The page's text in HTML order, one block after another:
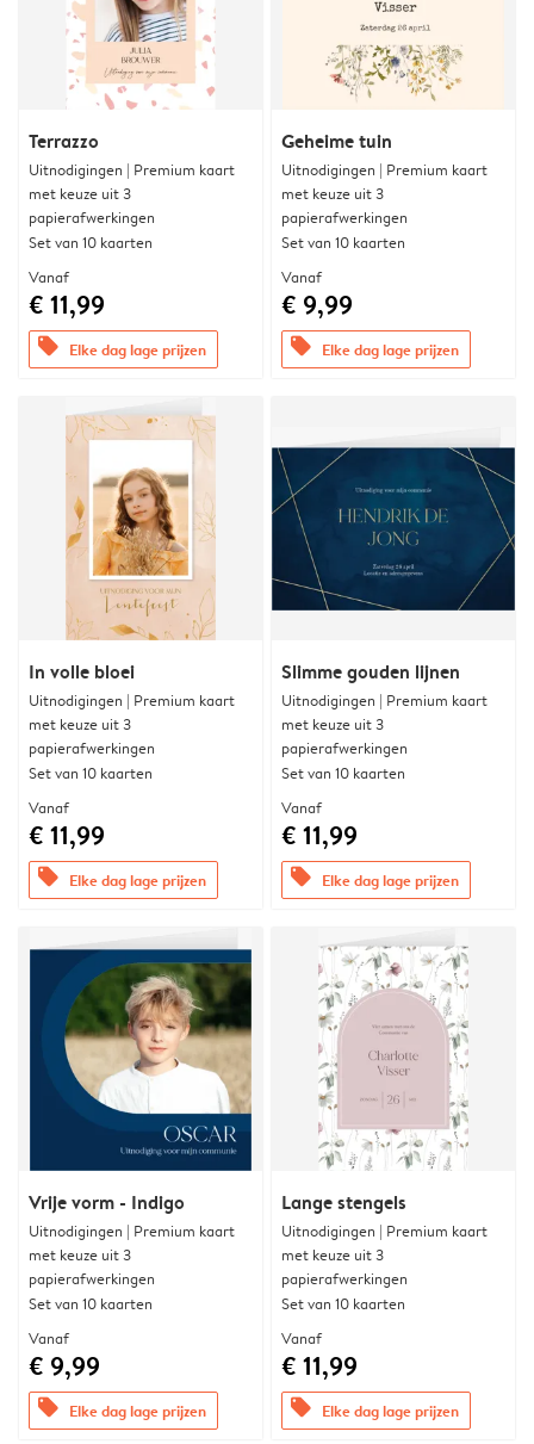
Terrazzo
Uitnodigingen | Premium kaart
met keuze uit 3
papierafwerkingen
Set van 10 kaarten
Vanaf
€ 11,99
offers Elke dag lage prijzen
Geheime tuin
Uitnodigingen | Premium kaart
met keuze uit 3
papierafwerkingen
Set van 10 kaarten
Vanaf
€ 9,99
offers Elke dag lage prijzen
In volle bloei
Uitnodigingen | Premium kaart
met keuze uit 3
papierafwerkingen
Set van 10 kaarten
Vanaf
€ 11,99
offers Elke dag lage prijzen
Slimme gouden lijnen
Uitnodigingen | Premium kaart
met keuze uit 3
papierafwerkingen
Set van 10 kaarten
Vanaf
€ 11,99
offers Elke dag lage prijzen
Vrije vorm - Indigo
Uitnodigingen | Premium kaart
met keuze uit 3
papierafwerkingen
Set van 10 kaarten
Vanaf
€ 9,99
offers Elke dag lage prijzen
Lange stengels
Uitnodigingen | Premium kaart
met keuze uit 3
papierafwerkingen
Set van 10 kaarten
Vanaf
€ 11,99
offers Elke dag lage prijzen